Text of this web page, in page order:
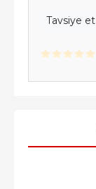
Tavsiye et